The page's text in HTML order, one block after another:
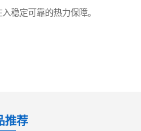
稳定可靠的热力保障。
推荐